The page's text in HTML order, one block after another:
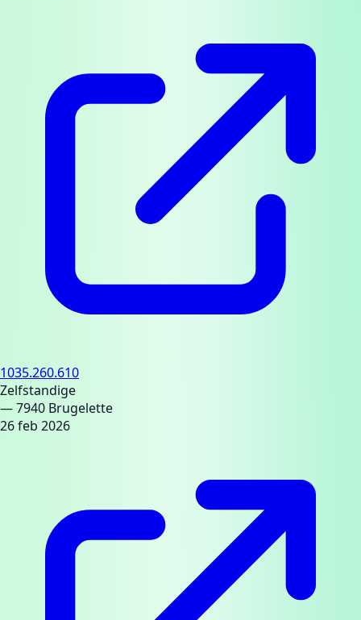
1035.260.610
Zelfstandige
— 7940 Brugelette
26 feb 2026